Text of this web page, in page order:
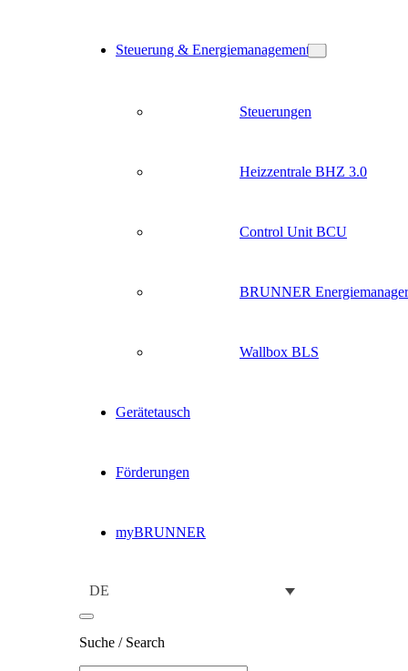
Steuerung & Energiemanagement
Steuerungen
Heizzentrale BHZ 3.0
Control Unit BCU
BRUNNER Energiemanager
Wallbox BLS
Gerätetausch
Förderungen
myBRUNNER
DE
Suche / Search